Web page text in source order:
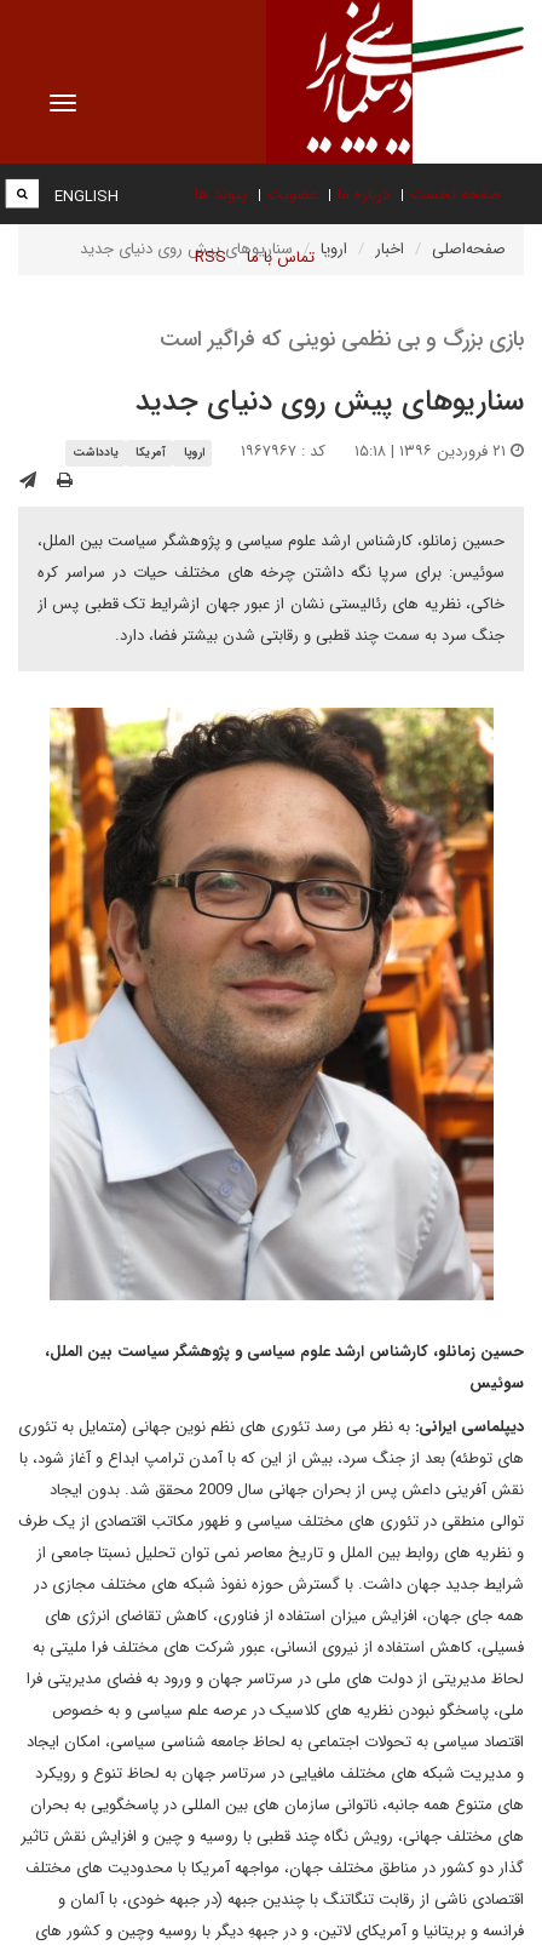
Toggle
صفحه نخست درباره ما عضویت پیوند ها
تماس با ما RSS
ENGLISH
صفحه‌اصلی اخبار اروپا سناریوهای پیش روی دنیای جدید
بازی بزرگ و بی نظمی نوینی که فراگیر است
سناریوهای پیش روی دنیای جدید
کد : ۱۹۶۷۹۶۷ اروپا آمریکا یادداشت
حسین زمانلو، کارشناس ارشد علوم سیاسی و پژوهشگر سیاست بین الملل،
سوئیس: برای سرپا نگه داشتن چرخه های مختلف حیات در سراسر کره
خاکی، نظریه های رئالیستی نشان از عبور جهان ازشرایط تک قطبی پس از
جنگ سرد به سمت چند قطبی و رقابتی شدن بیشتر فضا، دارد.
حسین زمانلو، کارشناس ارشد علوم سیاسی و پژوهشگر سیاست بین الملل،
سوئیس
دیپلماسی ایرانی: به نظر می رسد تئوری های نظم نوین جهانی (متمایل به تئوری
های توطئه) بعد از جنگ سرد، بیش از این که با آمدن ترامپ ابداع و آغاز شود، با
نقش آفرینی داعش پس از بحران جهانی سال 2009 محقق شد. بدون ایجاد
توالی منطقی در تئوری های مختلف سیاسی و ظهور مکاتب اقتصادی از یک طرف
و نظریه های روابط بین الملل و تاریخ معاصر نمی توان تحلیل نسبتا جامعی از
شرایط جدید جهان داشت. با گسترش حوزه نفوذ شبکه های مختلف مجازی در
همه جای جهان، افزایش میزان استفاده از فناوری، کاهش تقاضای انرژی های
فسیلی، کاهش استفاده از نیروی انسانی، عبور شرکت های مختلف فرا ملیتی به
لحاظ مدیریتی از دولت های ملی در سرتاسر جهان و ورود به فضای مدیریتی فرا
ملی، پاسخگو نبودن نظریه های کلاسیک در عرصه علم سیاسی و به خصوص
اقتصاد سیاسی به تحولات اجتماعی به لحاظ جامعه شناسی سیاسی، امکان ایجاد
و مدیریت شبکه های مختلف مافیایی در سرتاسر جهان به لحاظ تنوع و رویکرد
های متنوع همه جانبه، ناتوانی سازمان های بین المللی در پاسخگویی به بحران
های مختلف جهانی، رویش نگاه چند قطبی با روسیه و چین و افزایش نقش تاثیر
گذار دو کشور در مناطق مختلف جهان، مواجهه آمریکا با محدودیت های مختلف
اقتصادی ناشی از رقابت تنگاتنگ با چندین جبهه (در جبهه خودی، با آلمان و
فرانسه و بریتانیا و آمریکای لاتین، و در جبههِ دیگر با روسیه وچین و کشور های